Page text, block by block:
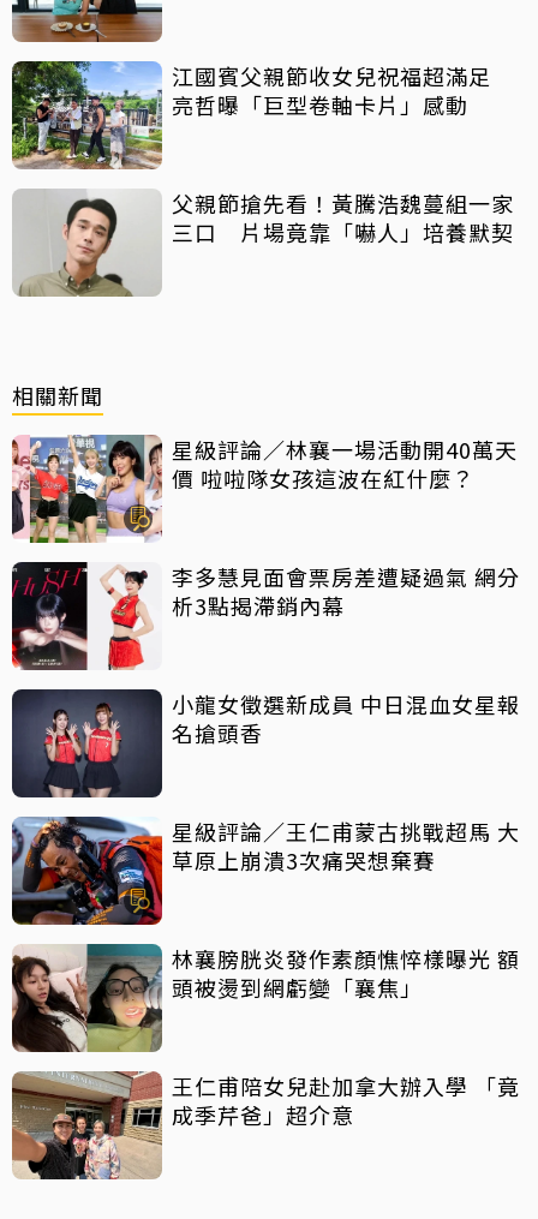
江國賓父親節收女兒祝福超滿足
亮哲曝「巨型卷軸卡片」感動
父親節搶先看！黃騰浩魏蔓組一家
三口 片場竟靠「嚇人」培養默契
相關新聞
星級評論／林襄一場活動開40萬天
價 啦啦隊女孩這波在紅什麼？
李多慧見面會票房差遭疑過氣 網分
析3點揭滯銷內幕
小龍女徵選新成員 中日混血女星報
名搶頭香
星級評論／王仁甫蒙古挑戰超馬 大
草原上崩潰3次痛哭想棄賽
林襄膀胱炎發作素顏憔悴樣曝光 額
頭被燙到網虧變「襄焦」
王仁甫陪女兒赴加拿大辦入學 「竟
成季芹爸」超介意